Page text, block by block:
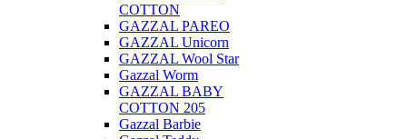
COTTON
GAZZAL PAREO
GAZZAL Unicorn
GAZZAL Wool Star
Gazzal Worm
GAZZAL BABY
COTTON 205
Gazzal Barbie